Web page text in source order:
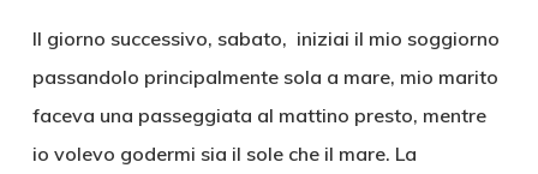
Il giorno successivo, sabato, iniziai il mio soggiorno
passandolo principalmente sola a mare, mio marito
faceva una passeggiata al mattino presto, mentre
io volevo godermi sia il sole che il mare. La